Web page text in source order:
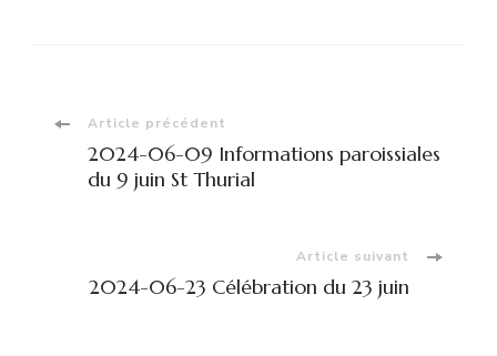
Navigation
d'article
Article précédent
2024-06-09 Informations paroissiales
du 9 juin St Thurial
Article suivant
2024-06-23 Célébration du 23 juin